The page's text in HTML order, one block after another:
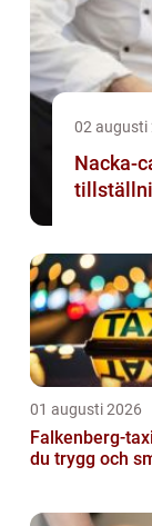
02 augusti
Nacka-
01 augusti 2026
Falkenberg-
du trygg och